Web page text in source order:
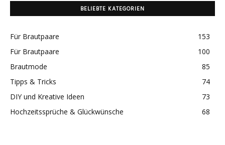
BELIEBTE KATEGORIEN
Für Brautpaare
153
Für Brautpaare
100
Brautmode
85
Tipps & Tricks
74
DIY und Kreative Ideen
73
Hochzeitssprüche & Glückwünsche
68